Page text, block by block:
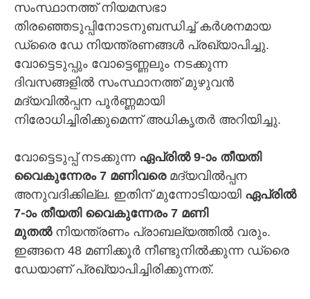
സംസ്ഥാനത്ത് നിയമസഭാ
തിരഞ്ഞെടുപ്പിനോടനുബന്ധിച്ച് കർശനമായ
ഡ്രൈ ഡേ നിയന്ത്രണങ്ങൾ പ്രഖ്യാപിച്ചു.
വോട്ടെടുപ്പും വോട്ടെണ്ണലും നടക്കുന്ന
ദിവസങ്ങളിൽ സംസ്ഥാനത്ത് മുഴുവൻ
മദ്യവിൽപ്പന പൂർണ്ണമായി
നിരോധിച്ചിരിക്കുമെന്ന് അധികൃതർ അറിയിച്ചു.
വോട്ടെടുപ്പ് നടക്കുന്ന ഏപ്രിൽ 9-ാം തീയതി
വൈകുന്നേരം 7 മണിവരെമദ്യവിൽപ്പന
അനുവദിക്കില്ല. ഇതിന് മുന്നോടിയായി ഏപ്രിൽ
7-ാം തീയതി വൈകുന്നേരം 7 മണി
മുതൽനിയന്ത്രണം പ്രാബല്യത്തിൽ വരും.
ഇങ്ങനെ 48 മണിക്കൂർ നീണ്ടുനിൽക്കുന്ന ഡ്രൈ
ഡേയാണ് പ്രഖ്യാപിച്ചിരിക്കുന്നത്.